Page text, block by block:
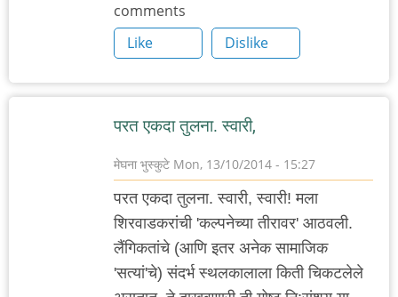
comments
Like
Dislike
परत एकदा तुलना. स्वारी,
मेघना भुस्कुटे Mon, 13/10/2014 - 15:27
परत एकदा तुलना. स्वारी, स्वारी! मला
शिरवाडकरांची 'कल्पनेच्या तीरावर' आठवली.
लैंगिकतांचे (आणि इतर अनेक सामाजिक
'सत्यां'चे) संदर्भ स्थलकालाला किती चिकटलेले